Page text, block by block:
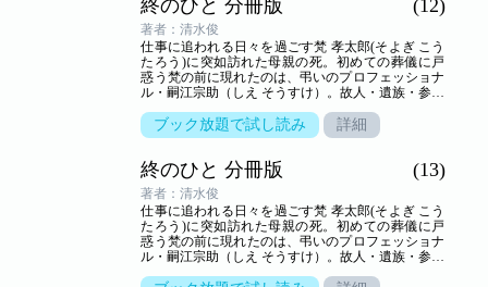
終のひと 分冊版 (12)
著者：清水俊
仕事に追われる日々を過ごす梵 孝太郎(そよぎ こう
たろう)に突如訪れた母親の死。初めての葬儀に戸
惑う梵の前に現れたのは、弔いのプロフェッショナ
ル・嗣江宗助（しえ そうすけ）。故人・遺族・参列
世界を新鋭が描き出す――命の終わりのヒューマン
ドラマ。
ブック放題で試し読み 詳細
終のひと 分冊版 (13)
著者：清水俊
仕事に追われる日々を過ごす梵 孝太郎(そよぎ こう
たろう)に突如訪れた母親の死。初めての葬儀に戸
惑う梵の前に現れたのは、弔いのプロフェッショナ
ル・嗣江宗助（しえ そうすけ）。故人・遺族・参列